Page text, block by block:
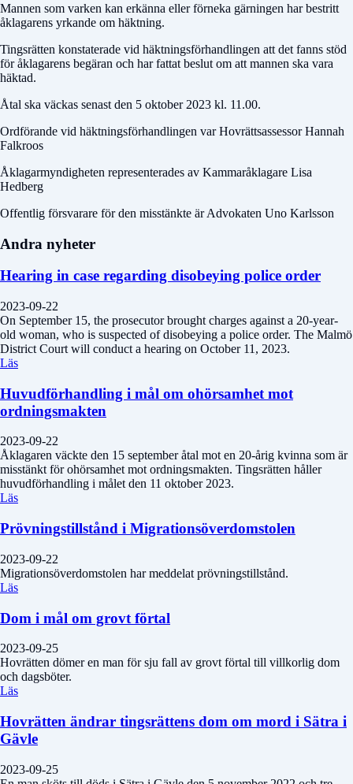
Mannen som varken kan erkänna eller förneka gärningen har bestritt
åklagarens yrkande om häktning.
Tingsrätten konstaterade vid häktningsförhandlingen att det fanns stöd
för åklagarens begäran och har fattat beslut om att mannen ska vara
häktad.
Åtal ska väckas senast den 5 oktober 2023 kl. 11.00.
Ordförande vid häktningsförhandlingen var Hovrättsassessor Hannah
Falkroos
Åklagarmyndigheten representerades av Kammaråklagare Lisa
Hedberg
Offentlig försvarare för den misstänkte är Advokaten Uno Karlsson
Andra nyheter
Hearing in case regarding disobeying police order
2023-09-22
On September 15, the prosecutor brought charges against a 20-year-
old woman, who is suspected of disobeying a police order. The Malmö
District Court will conduct a hearing on October 11, 2023.
Läs
Huvudförhandling i mål om ohörsamhet mot
ordningsmakten
2023-09-22
Åklagaren väckte den 15 september åtal mot en 20-årig kvinna som är
misstänkt för ohörsamhet mot ordningsmakten. Tingsrätten håller
huvudförhandling i målet den 11 oktober 2023.
Läs
Prövningstillstånd i Migrationsöverdomstolen
2023-09-22
Migrationsöverdomstolen har meddelat prövningstillstånd.
Läs
Dom i mål om grovt förtal
2023-09-25
Hovrätten dömer en man för sju fall av grovt förtal till villkorlig dom
och dagsböter.
Läs
Hovrätten ändrar tingsrättens dom om mord i Sätra i
Gävle
2023-09-25